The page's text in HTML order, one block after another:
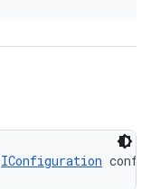
IConfiguration